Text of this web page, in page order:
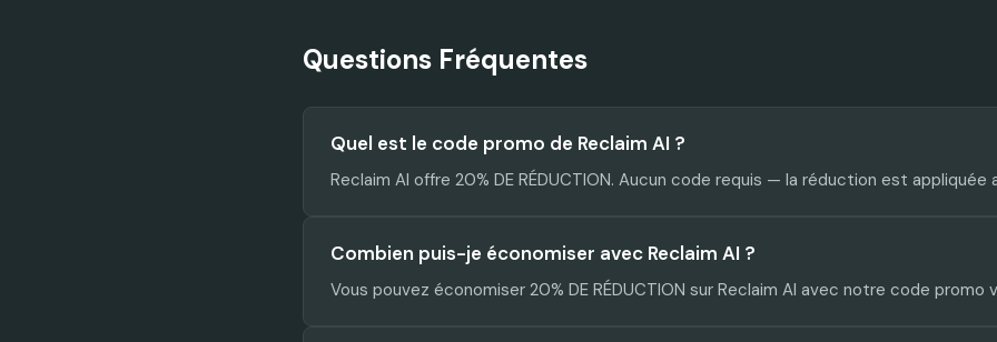
Questions Fréquentes
Quel est le code promo de Reclaim AI ?
Reclaim AI offre 20% DE RÉDUCTION. Aucun code requis — la réduction est
Combien puis-je économiser avec Reclaim AI ?
Vous pouvez économiser 20% DE RÉDUCTION sur Reclaim AI avec notre code promo